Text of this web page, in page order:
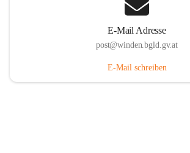
E-Mail Adresse
post@winden.bgld.gv.at
E-Mail schreiben